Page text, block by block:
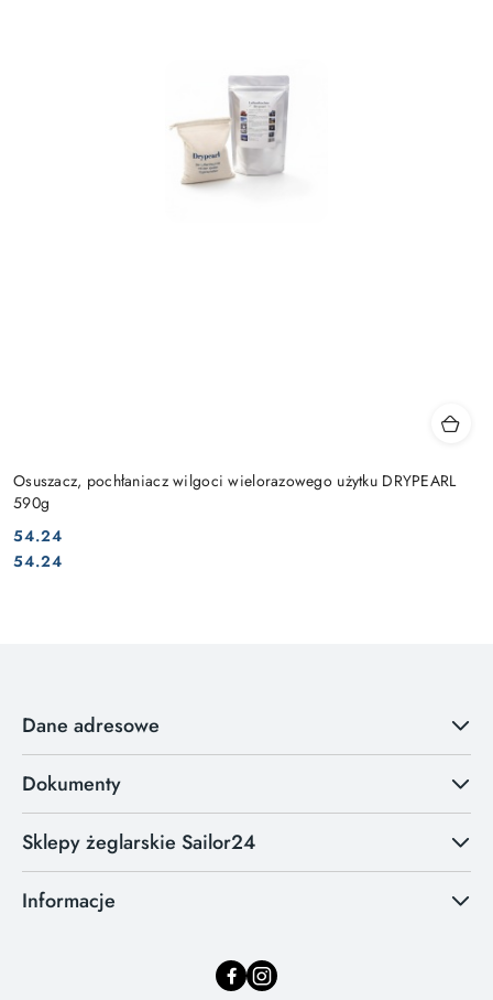
Osuszacz, pochłaniacz wilgoci wielorazowego użytku DRYPEARL
590g
Cena:
54.24
Cena:
54.24
Dane adresowe
Dokumenty
Sklepy żeglarskie Sailor24
Informacje